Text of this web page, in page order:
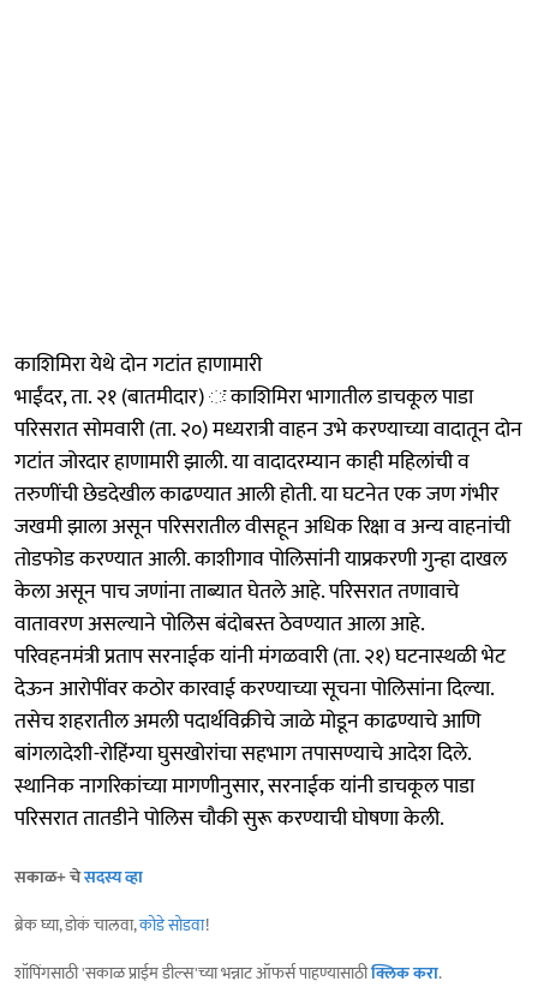
काशिमिरा येथे दोन गटांत हाणामारी
भाईंदर, ता. २१ (बातमीदार) ः काशिमिरा भागातील डाचकूल पाडा
परिसरात सोमवारी (ता. २०) मध्यरात्री वाहन उभे करण्याच्या वादातून दोन
गटांत जोरदार हाणामारी झाली. या वादादरम्यान काही महिलांची व
तरुणींची छेडदेखील काढण्यात आली होती. या घटनेत एक जण गंभीर
जखमी झाला असून परिसरातील वीसहून अधिक रिक्षा व अन्य वाहनांची
तोडफोड करण्यात आली. काशीगाव पोलिसांनी याप्रकरणी गुन्हा दाखल
केला असून पाच जणांना ताब्यात घेतले आहे. परिसरात तणावाचे
वातावरण असल्याने पोलिस बंदोबस्त ठेवण्यात आला आहे.
परिवहनमंत्री प्रताप सरनाईक यांनी मंगळवारी (ता. २१) घटनास्थळी भेट
देऊन आरोपींवर कठोर कारवाई करण्याच्या सूचना पोलिसांना दिल्या.
तसेच शहरातील अमली पदार्थविक्रीचे जाळे मोडून काढण्याचे आणि
बांगलादेशी-रोहिंग्या घुसखोरांचा सहभाग तपासण्याचे आदेश दिले.
स्थानिक नागरिकांच्या मागणीनुसार, सरनाईक यांनी डाचकूल पाडा
परिसरात तातडीने पोलिस चौकी सुरू करण्याची घोषणा केली.
सकाळ+ चेसदस्य व्हा
ब्रेक घ्या, डोकं चालवा,कोडे सोडवा!
शॉपिंगसाठी 'सकाळ प्राईम डील्स'च्या भन्नाट ऑफर्स पाहण्यासाठीक्लिक करा.